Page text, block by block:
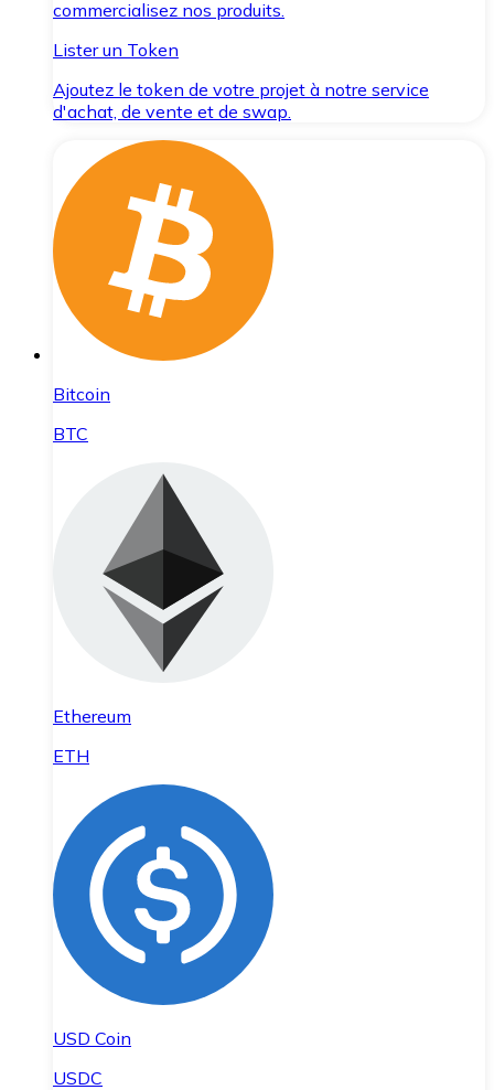
commercialisez nos produits.
Lister un Token
Ajoutez le token de votre projet à notre service
d'achat, de vente et de swap.
Bitcoin
BTC
Ethereum
ETH
USD Coin
USDC